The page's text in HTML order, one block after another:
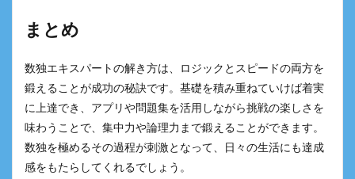
まとめ
数独エキスパートの解き方は、ロジックとスピードの両方を
鍛えることが成功の秘訣です。基礎を積み重ねていけば着実
に上達でき、アプリや問題集を活用しながら挑戦の楽しさを
味わうことで、集中力や論理力まで鍛えることができます。
数独を極めるその過程が刺激となって、日々の生活にも達成
感をもたらしてくれるでしょう。